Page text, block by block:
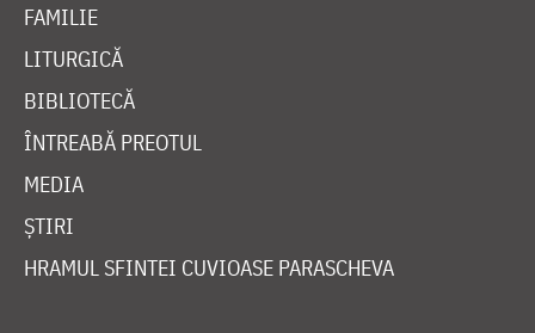
FAMILIE
LITURGICĂ
BIBLIOTECĂ
ÎNTREABĂ PREOTUL
MEDIA
ȘTIRI
HRAMUL SFINTEI CUVIOASE PARASCHEVA